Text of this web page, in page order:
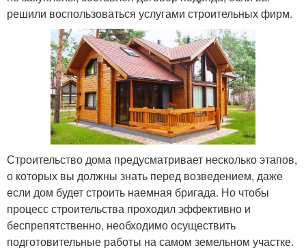
решили воспользоваться услугами строительных фирм.
Строительство дома предусматривает несколько этапов,
о которых вы должны знать перед возведением, даже
если дом будет строить наемная бригада. Но чтобы
процесс строительства проходил эффективно и
беспрепятственно, необходимо осуществить
подготовительные работы на самом земельном участке.